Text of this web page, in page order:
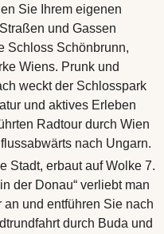
Sie Ihrem eigenen
und Gassen
Schloss Schönbrunn,
Wiens. Prunk und
weckt der Schlosspark
und aktives Erleben
Radtour durch Wien
nach Ungarn.
Stadt, erbaut auf Wolke 7.
der Donau“ verliebt man
und entführen Sie nach
durch Buda und